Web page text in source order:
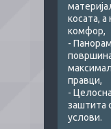
косата,
комфор,
-
правци,
-
заштита
услови.